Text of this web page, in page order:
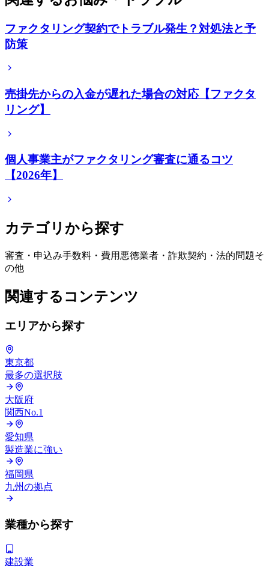
ファクタリング契約でトラブル発生？対処法と予
防策
売掛先からの入金が遅れた場合の対応【ファクタ
リング】
個人事業主がファクタリング審査に通るコツ
【2026年】
カテゴリから探す
審査・申込み手数料・費用 悪徳業者・詐欺契約・法的問題そ
の他
関連するコンテンツ
エリアから探す
東京都
最多の選択肢
大阪府
関西No.1
愛知県
製造業に強い
福岡県
九州の拠点
業種から探す
建設業